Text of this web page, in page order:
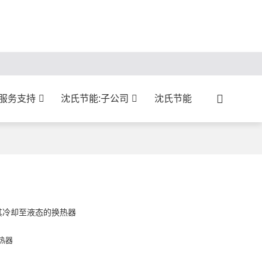
务支持 沈氏节能:子公司 沈氏节能
却至液态的换热器
器